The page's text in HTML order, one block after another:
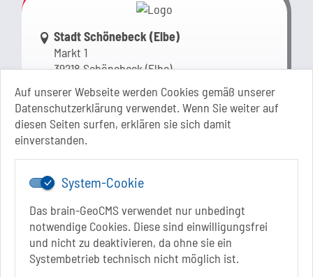
Auf unserer Webseite werden Cookies gemäß unserer
Datenschutzerklärung verwendet. Wenn Sie weiter auf
diesen Seiten surfen, erklären sie sich damit
einverstanden.
System-Cookie
Das brain-GeoCMS verwendet nur unbedingt
notwendige Cookies. Diese sind einwilligungsfrei
und nicht zu deaktivieren, da ohne sie ein
Systembetrieb technisch nicht möglich ist.
Link zur Google-Maps Navigation
Stadt Schönebeck (Elbe)
Markt 1
39218 Schönebeck (Elbe)
Sachsen-Anhalt
+49 3928 710-0
+49 3928 710-199
stadt.sbk[at]schoenebeck-elbe.de
www.schoenebeck.de
Mo.: 13 Uhr - 15 Uhr
Di.: 9 Uhr - 11.30 Uhr
13 Uhr - 18 Uhr
Do.: 9 Uhr - 11.30 Uhr
Fr.: nach Vereinbarung